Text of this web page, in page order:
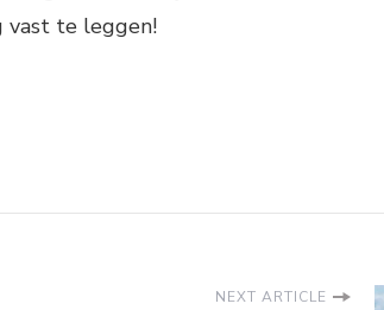
vast te leggen!
NEXT ARTICLE